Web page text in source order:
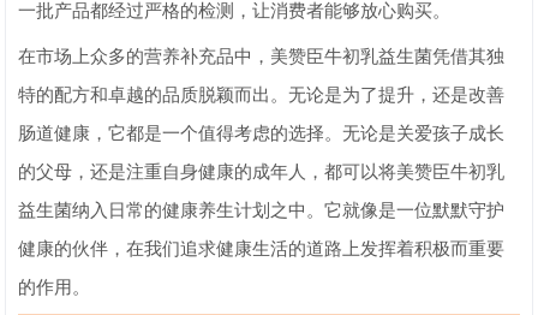
一批产品都经过严格的检测，让消费者能够放心购买。
在市场上众多的营养补充品中，美赞臣牛初乳益生菌凭借其独
特的配方和卓越的品质脱颖而出。无论是为了提升，还是改善
肠道健康，它都是一个值得考虑的选择。无论是关爱孩子成长
的父母，还是注重自身健康的成年人，都可以将美赞臣牛初乳
益生菌纳入日常的健康养生计划之中。它就像是一位默默守护
健康的伙伴，在我们追求健康生活的道路上发挥着积极而重要
的作用。